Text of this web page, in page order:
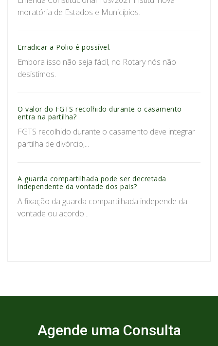
moratória de Estados e Municípios.
Erradicar a Polio é possível.
Embora isso não seja fácil, no Rotary nós não
desistimos.
O valor do FGTS recolhido durante o casamento
entra na partilha?
FGTS recolhido durante o casamento deve integrar
partilha de divórcio,...
A guarda compartilhada pode ser decretada
independente da vontade dos pais?
A fixação da guarda compartilhada independe da
vontade ou acordo...
Agende uma Consulta